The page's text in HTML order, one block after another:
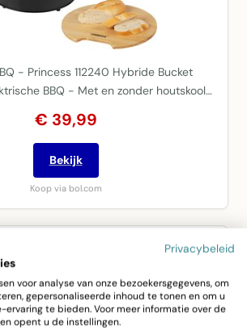
- Princess 112240 Hybride Bucket
BBQ - Met en zonder houtskool…
€ 39,99
Bekijk
Koop via bol.com
Privacybeleid
voor analyse van onze bezoekersgegevens, om
gepersonaliseerde inhoud te tonen en om u
te bieden. Voor meer informatie over de
opent u de instellingen.